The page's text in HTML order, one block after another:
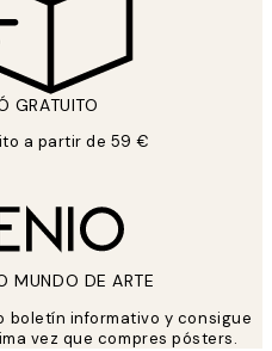
GRATUITO
a partir de 59 €
MUNDO DE ARTE
boletín informativo y consigue
vez que compres pósters.